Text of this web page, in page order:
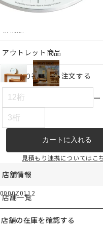
家具シリーズ一覧
アウトレット商品
見積もり番号から注文する
ー
カートに入れる
見積もり連携についてはこ
店舗情報
店舗一覧
店舗からのお知らせ
店舗の在庫を確認する